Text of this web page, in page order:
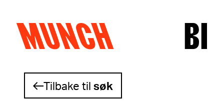
Hopp til innhold
MUNCH
Tilbake tilsøk